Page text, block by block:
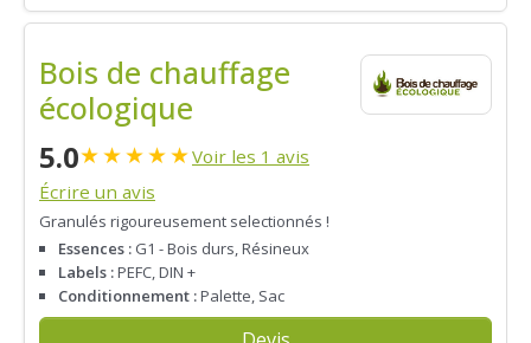
Bois de chauffage
écologique
5.0★★★★★Voir les 1 avis
Écrire un avis
Granulés rigoureusement selectionnés !
Essences : G1 - Bois durs, Résineux
Labels :PEFC, DIN +
Conditionnement :Palette, Sac